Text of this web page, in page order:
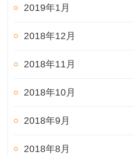
2019年1月
2018年12月
2018年11月
2018年10月
2018年9月
2018年8月